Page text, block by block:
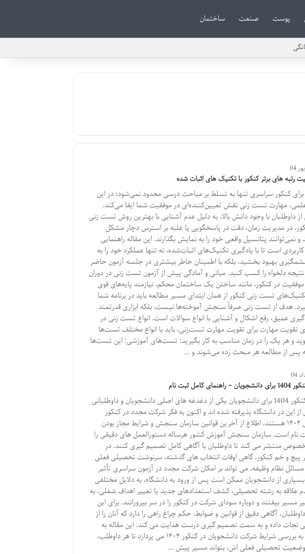
پوست صنعت ساختمان
رتبه های برتر کنکور با تکنیک های اثبات شده
کنکور سراسری تنها به تسلط بر مباحث درسی محدود نمی‌شود؛ در این
مهارت تست زنی نقش تعیین‌کننده‌ای در موفقیت شما ایفا می‌کند.
داوطلبان با وجود دانش بالا، به دلیل عدم آشنایی با بهترین روش تست زنی
در مدیریت زمان، دقت در پاسخگویی یا غلبه بر استرس دچار مشکل
نمی‌توانند پتانسیل واقعی خود را به نمایش بگذارند. این مقاله راهنمایی
است تا با یادگیری تکنیک‌های اثبات‌شده، نه تنها عملکرد خود را به
بهبود بخشید، بلکه با اطمینان خاطر بیشتری در جلسه آزمون حاضر
دلخواه را کسب کنید. مبانی و آمادگی پیش از آزمون تست زنی در دوران
در کنکور، مانند ساختن یک ساختمان محکم، نیازمند پایه‌های قوی
تست زنی کنکور از همان ابتدای مسیر مطالعه باید در برنامه شما
هدف از تست زنی صرفاً سنجش آموخته‌ها نیست، بلکه ابزاری قدرتمند
عمیق، رفع اشکال و آشنایی با انواع سوالات است. انواع تست زنی در
تقویت مهارت برای تقویت مهارت تست‌زنی، باید با انواع مختلف تست‌ها
و هر یک را در زمان مناسب به کار بگیرید: تست‌های آموزشی: این تست‌ها
پس از مطالعه هر مبحث زده می‌شوند و …
کامل ثبت نام
شرایط کنکور 1404 برای دانشجویان یکی از دغدغه های اصلی دانشجویان و داوطلبانی
این در دانشگاه پذیرفته شده اند و اکنون به فکر شرکت مجدد در کنکور
سراسری ۱۴۰۴ هستند، اطلاع از آخرین قوانین سازمان سنجش و شرایط مجاز بودن
نام است. سازمان سنجش آموزش کشور هرساله دستورالعمل های دقیقی را
منتشر می کند تا داوطلبان با آگاهی کامل تصمیم گیری کنند. در
پیچ و خم کنکور، گاهی اوقات انتخاب های گذشته، سرنوشت تحصیلی فعلی
نظام وظیفه، می تواند بر امکان شرکت مجدد در آزمون سراسری تأثیر
بسیاری از دانشجویان ممکن است پس از ورود به دانشگاه، به دلایل مختلفی
علاقه به رشته تحصیلی، کشف استعدادهای جدید یا تغییر اهداف شغلی، به
مسیر بیفتند و دوباره سودای شرکت در کنکور را در سر بپرورانند. برای این
آگاهی دقیق از قوانین و ضوابط، حکم چراغ راهی را دارد که آنان را از
نجات داده و به سمت تصمیم گیری درست هدایت می کند. این مقاله به
تفصیل به بررسی شرایط شرکت دانشجویان در کنکور ۱۴۰۴ می پردازد تا هر داوطلب،
وضعیت تحصیلی فعلی اش، بتواند مسیر پیش …